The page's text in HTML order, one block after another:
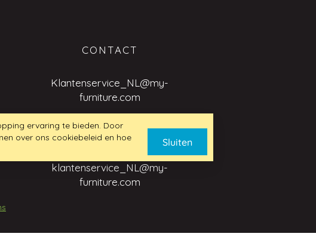
CONTACT
Klantenservice_NL@my-
furniture.com
BUSINESS TO BUSINESS
klantenservice_NL@my-
furniture.com
ervaring te bieden. Door
over ons cookiebeleid en hoe
Sluiten